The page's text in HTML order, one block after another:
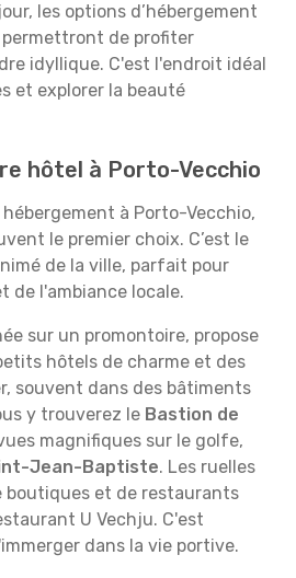
les options d’hébergement
de profiter
idyllique. C'est l'endroit idéal
et explorer la beauté
hôtel à Porto-Vecchio
à Porto-Vecchio,
le premier choix. C’est le
de la ville, parfait pour
de l'ambiance locale.
sur un promontoire, propose
hôtels de charme et des
souvent dans des bâtiments
y trouverez le Bastion de
magnifiques sur le golfe,
Jean-Baptiste. Les ruelles
boutiques et de restaurants
U Vechju. C'est
dans la vie portive.